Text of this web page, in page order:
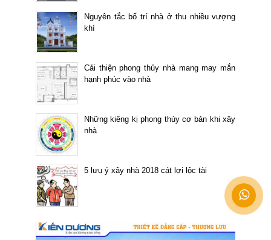
Nguyên tắc bố trí nhà ở thu nhiều vượng
khí
Cải thiện phong thủy nhà mang may mắn
hạnh phúc vào nhà
Những kiêng kị phong thủy cơ bản khi xây
nhà
5 lưu ý xây nhà 2018 cát lợi lộc tài